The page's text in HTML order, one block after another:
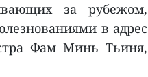
за рубежом,
в адрес
Фам Минь Тьиня,